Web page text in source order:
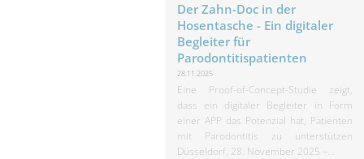
Der Zahn-Doc in der
Hosentasche - Ein digitaler
Begleiter für
Parodontitispatienten
28.11.2025
Eine Proof-of-Concept-Studie zeigt,
dass ein digitaler Begleiter in Form
einer APP das Potenzial hat, Patienten
mit Parodontitis zu unterstützen
Düsseldorf, 28. November 2025 –...